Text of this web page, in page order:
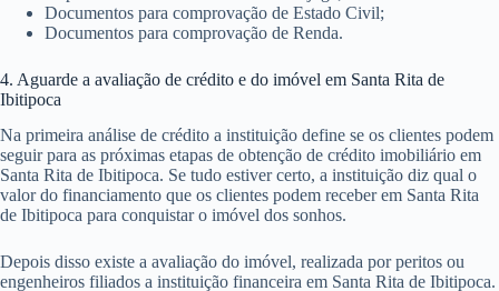
Documentos para comprovação de Estado Civil;
Documentos para comprovação de Renda.
4. Aguarde a avaliação de crédito e do imóvel em Santa Rita de
Ibitipoca
Na primeira análise de crédito a instituição define se os clientes podem
seguir para as próximas etapas de obtenção de crédito imobiliário em
Santa Rita de Ibitipoca. Se tudo estiver certo, a instituição diz qual o
valor do financiamento que os clientes podem receber em Santa Rita
de Ibitipoca para conquistar o imóvel dos sonhos.
Depois disso existe a avaliação do imóvel, realizada por peritos ou
engenheiros filiados a instituição financeira em Santa Rita de Ibitipoca.